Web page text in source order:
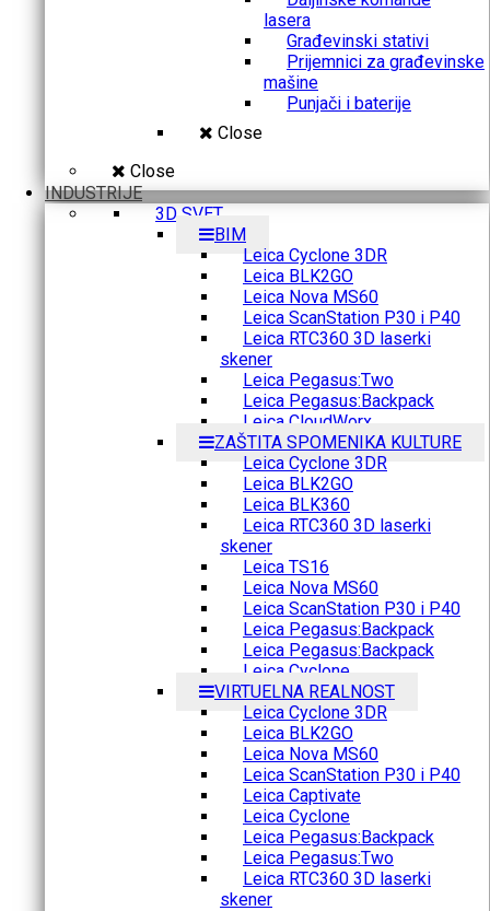
lasera
Građevinski stativi
Prijemnici za građevinske
mašine
Punjači i baterije
Close
Close
INDUSTRIJE
3D SVET
BIM
Leica Cyclone 3DR
Leica BLK2GO
Leica Nova MS60
Leica ScanStation P30 i P40
Leica RTC360 3D laserki
skener
Leica Pegasus:Two
Leica Pegasus:Backpack
Leica CloudWorx
ZAŠTITA SPOMENIKA KULTURE
Leica Cyclone 3DR
Leica BLK2GO
Leica BLK360
Leica RTC360 3D laserki
skener
Leica TS16
Leica Nova MS60
Leica ScanStation P30 i P40
Leica Pegasus:Backpack
Leica Pegasus:Backpack
Leica Cyclone
VIRTUELNA REALNOST
Leica Cyclone 3DR
Leica BLK2GO
Leica Nova MS60
Leica ScanStation P30 i P40
Leica Captivate
Leica Cyclone
Leica Pegasus:Backpack
Leica Pegasus:Two
Leica RTC360 3D laserki
skener